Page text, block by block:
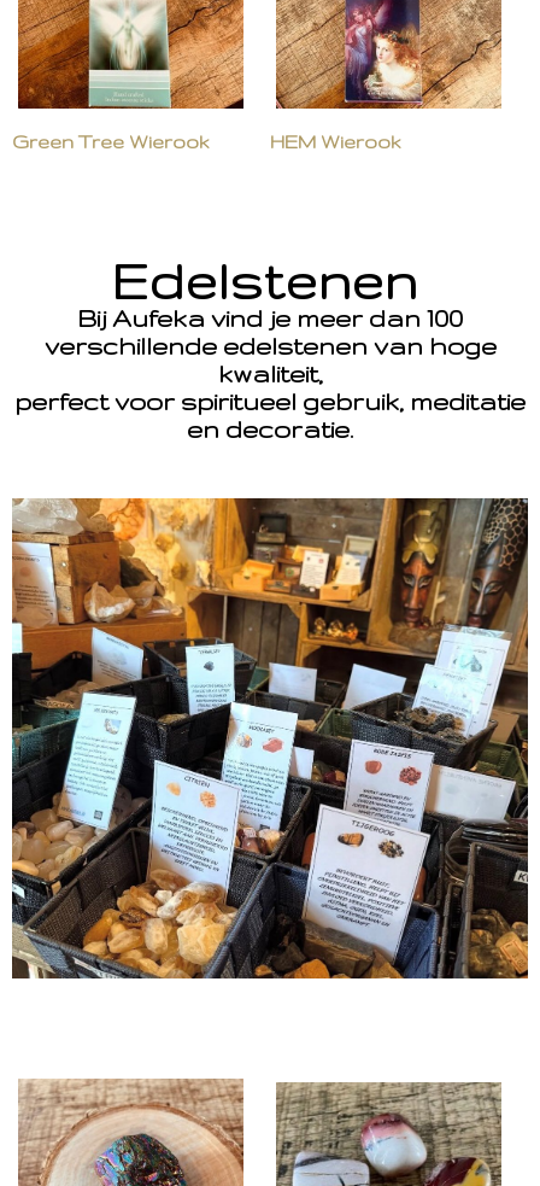
Green Tree Wierook HEM Wierook
Edelstenen
Bij Aufeka vind je meer dan 100
verschillende edelstenen van hoge
kwaliteit,
perfect voor spiritueel gebruik, meditatie
en decoratie.